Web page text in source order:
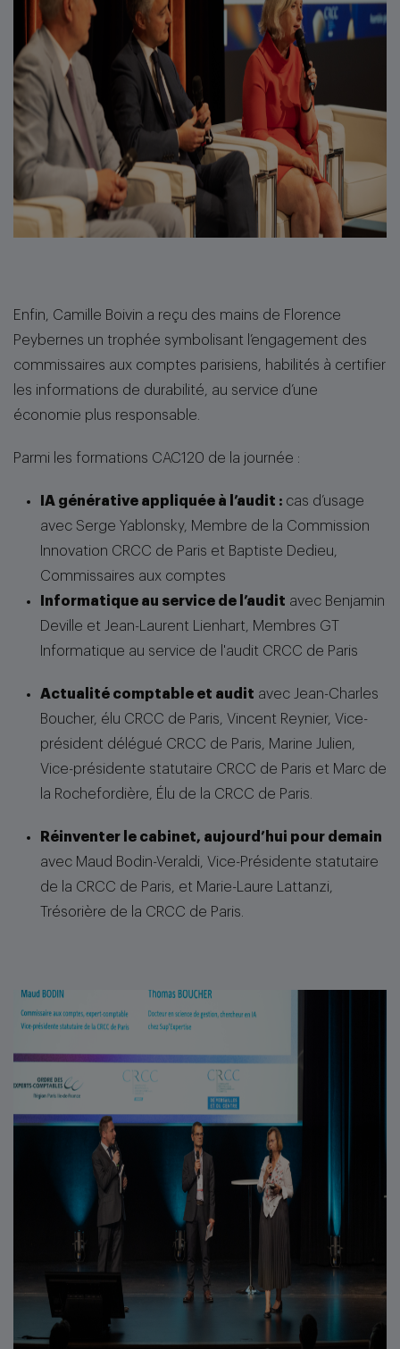
Enfin, Camille Boivin a reçu des mains de Florence
Peybernes un trophée symbolisant l’engagement des
commissaires aux comptes parisiens, habilités à certifier
les informations de durabilité, au service d’une
économie plus responsable.
Parmi les formations CAC120 de la journée :
IA générative appliquée à l’audit : cas d’usage
avec Serge Yablonsky, Membre de la Commission
Innovation CRCC de Paris et Baptiste Dedieu,
Commissaires aux comptes
Informatique au service de l’audit avec Benjamin
Deville et Jean-Laurent Lienhart, Membres GT
Informatique au service de l'audit CRCC de Paris
Actualité comptable et audit avec Jean-Charles
Boucher, élu CRCC de Paris, Vincent Reynier, Vice-
président délégué CRCC de Paris, Marine Julien,
Vice-présidente statutaire CRCC de Paris et Marc de
la Rochefordière, Élu de la CRCC de Paris.
Réinventer le cabinet, aujourd’hui pour demain
avec Maud Bodin-Veraldi, Vice-Présidente statutaire
de la CRCC de Paris, et Marie-Laure Lattanzi,
Trésorière de la CRCC de Paris.